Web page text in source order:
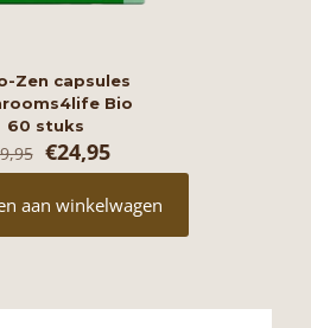
Zen capsules
Bio
60 stuks
Oorspronkelijke
prijs
was:
€29,95.
€24,95Huidige
prijs
is:
€24,95.
aan winkelwagen